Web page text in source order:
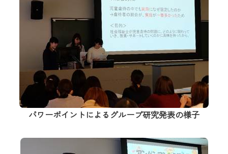
パワーポイントによるグループ研究発表の様子